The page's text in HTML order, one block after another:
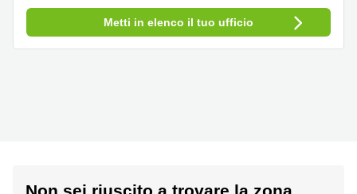
Metti in elenco il tuo ufficio